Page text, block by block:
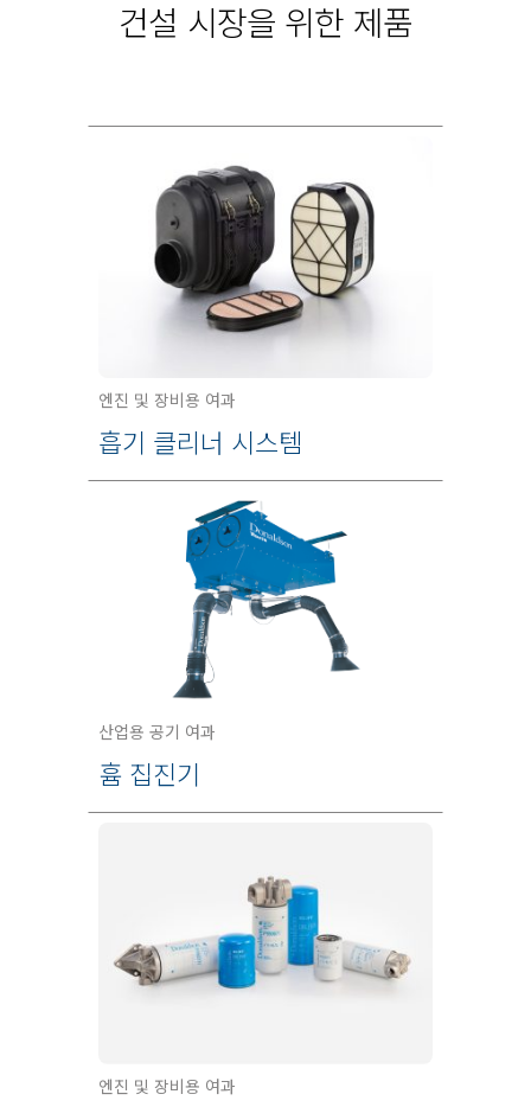
건설 시장을 위한 제품
엔진 및 장비용 여과
흡기 클리너 시스템
산업용 공기 여과
흄 집진기
엔진 및 장비용 여과